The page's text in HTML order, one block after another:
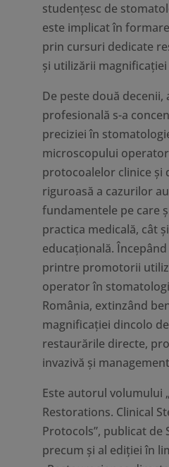
studențesc de
este implicat în
prin cursuri dedicate
și utilizării
De peste două decenii,
profesională s-a
preciziei în
microscopului
protocoalelor clinice și
riguroasă a cazurilor
fundamentele pe care
practica medicală, cât
educațională.
printre promotorii
operator în
România, extinzând
magnificației dincolo
restaurările directe,
invazivă și
Este autorul volumului
Restorations. Clinical
Protocols”, publicat de
precum și al ediției în